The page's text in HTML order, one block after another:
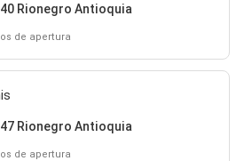
Rionegro Antioquia
de apertura
Rionegro Antioquia
de apertura